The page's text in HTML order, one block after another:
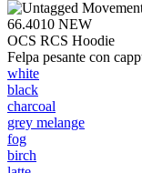
66.4010 NEW
OCS RCS Hoodie
Felpa pesante con
white
black
charcoal
grey melange
fog
birch